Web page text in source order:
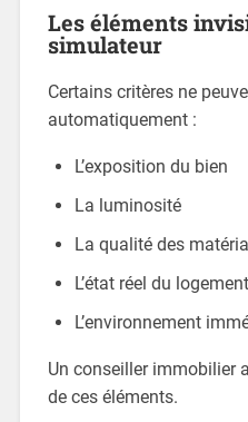
Les éléments
simulateur
Certains critères ne
automatiquement :
L’exposition du bien
La luminosité
La qualité des
L’état réel du logement
L’environnement
Un conseiller immobilier
de ces éléments.